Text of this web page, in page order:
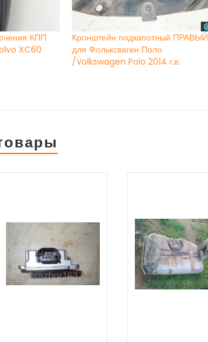
КПП
XC60
Кронштейн подкапотный ПРАВЫЙ
для Фольксваген Поло
/Volkswagen Polo 2014 г.в.